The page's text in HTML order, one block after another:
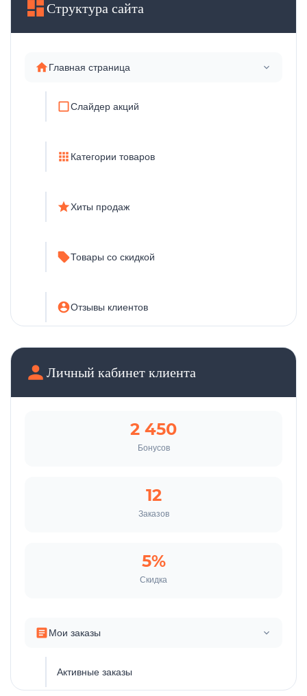
Структура сайта
Главная страница
Слайдер акций
Категории товаров
Хиты продаж
Товары со скидкой
Отзывы клиентов
Доставка и оплата
Личный кабинет клиента
2 450
Бонусов
12
Заказов
5%
Скидка
Мои заказы
Активные заказы